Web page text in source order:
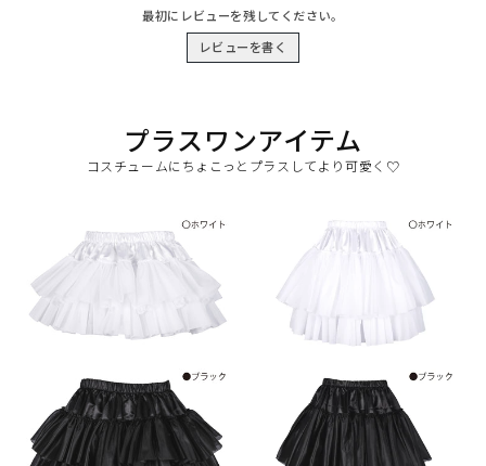
最初にレビューを残してください。
レビューを書く
プラスワンアイテム
コスチュームにちょこっとプラスしてより可愛く♡